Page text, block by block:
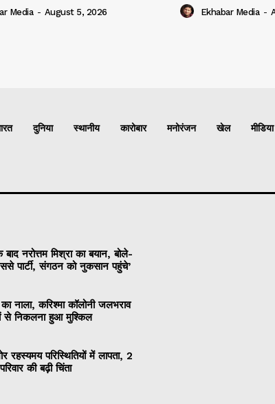
Media - August 5, 2026 Ekhabar Media -
दुनिया स्थानीय कारोबार मनोरंजन खेल मीडिया
बाद नरोत्तम मिश्रा का बयान, बोले-
पार्टी, संगठन को नुकसान पहुंचे’
नाला, करिश्मा कॉलोनी जलभराव
से निकलना हुआ मुश्किल
रहस्यमय परिस्थितियों में लापता, 2
की बढ़ी चिंता